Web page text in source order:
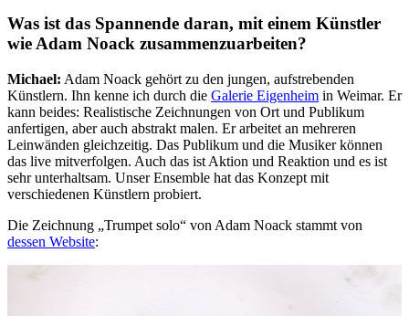
Was ist das Spannende daran, mit einem Künstler
wie Adam Noack zusammenzuarbeiten?
Michael: Adam Noack gehört zu den jungen, aufstrebenden
Künstlern. Ihn kenne ich durch die Galerie Eigenheim in Weimar. Er
kann beides: Realistische Zeichnungen von Ort und Publikum
anfertigen, aber auch abstrakt malen. Er arbeitet an mehreren
Leinwänden gleichzeitig. Das Publikum und die Musiker können
das live mitverfolgen. Auch das ist Aktion und Reaktion und es ist
sehr unterhaltsam. Unser Ensemble hat das Konzept mit
verschiedenen Künstlern probiert.
Die Zeichnung „Trumpet solo“ von Adam Noack stammt von
dessen Website: